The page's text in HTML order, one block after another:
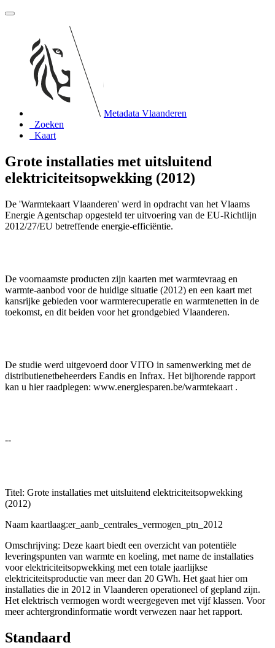
Metadata Vlaanderen
Zoeken
Kaart
Grote installaties met uitsluitend
elektriciteitsopwekking (2012)
De 'Warmtekaart Vlaanderen' werd in opdracht van het Vlaams
Energie Agentschap opgesteld ter uitvoering van de EU-Richtlijn
2012/27/EU betreffende energie-efficiëntie.
De voornaamste producten zijn kaarten met warmtevraag en
warmte-aanbod voor de huidige situatie (2012) en een kaart met
kansrijke gebieden voor warmterecuperatie en warmtenetten in de
toekomst, en dit beiden voor het grondgebied Vlaanderen.
De studie werd uitgevoerd door VITO in samenwerking met de
distributienetbeheerders Eandis en Infrax. Het bijhorende rapport
kan u hier raadplegen: www.energiesparen.be/warmtekaart .
--
Titel: Grote installaties met uitsluitend elektriciteitsopwekking
(2012)
Naam kaartlaag:er_aanb_centrales_vermogen_ptn_2012
Omschrijving: Deze kaart biedt een overzicht van potentiële
leveringspunten van warmte en koeling, met name de installaties
voor elektriciteitsopwekking met een totale jaarlijkse
elektriciteitsproductie van meer dan 20 GWh. Het gaat hier om
installaties die in 2012 in Vlaanderen operationeel of gepland zijn.
Het elektrisch vermogen wordt weergegeven met vijf klassen. Voor
meer achtergrondinformatie wordt verwezen naar het rapport.
Standaard